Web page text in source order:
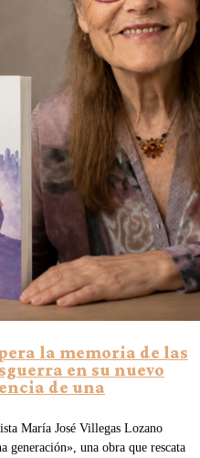
la memoria de las
en su nuevo
de una
María José Villegas Lozano
generación», una obra que rescata